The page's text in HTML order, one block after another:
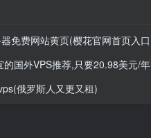
免费网站黄页(樱花官网首页入
国外VPS推荐,只要20.98美元/年,性
俄罗斯人又更又租)